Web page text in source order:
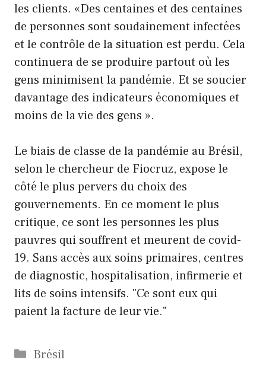
les clients. «Des centaines et des centaines
de personnes sont soudainement infectées
et le contrôle de la situation est perdu. Cela
continuera de se produire partout où les
gens minimisent la pandémie. Et se soucier
davantage des indicateurs économiques et
moins de la vie des gens ».
Le biais de classe de la pandémie au Brésil,
selon le chercheur de Fiocruz, expose le
côté le plus pervers du choix des
gouvernements. En ce moment le plus
critique, ce sont les personnes les plus
pauvres qui souffrent et meurent de covid-
19. Sans accès aux soins primaires, centres
de diagnostic, hospitalisation, infirmerie et
lits de soins intensifs. "Ce sont eux qui
paient la facture de leur vie."
Catégories
Brésil